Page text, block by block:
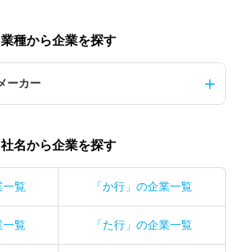
業種から企業を探す
ーカー
社名から企業を探す
一覧 「か行」の企業一覧
一覧 「た行」の企業一覧